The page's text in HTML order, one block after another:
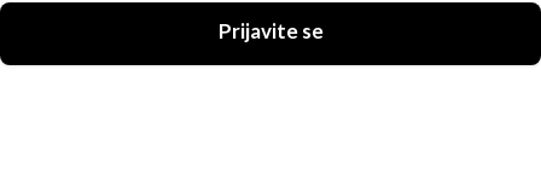
Prijavite se